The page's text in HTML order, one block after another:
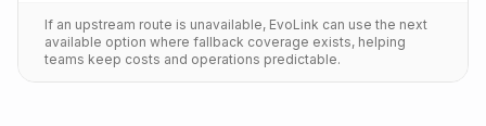
If an upstream route is unavailable, EvoLink can use the next
available option where fallback coverage exists, helping
teams keep costs and operations predictable.